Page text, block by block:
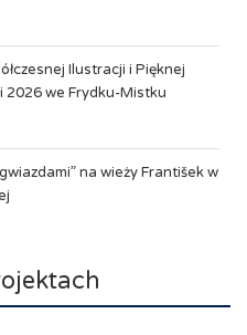
Ilustracji i Pięknej
2026 we Frydku-Mistku
na wieży František w